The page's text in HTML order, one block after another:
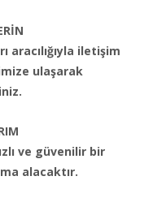
aracılığıyla iletişim
ulaşarak
ve güvenilir bir
alacaktır.